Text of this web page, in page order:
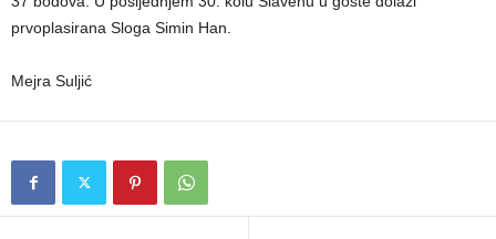
prvoplasirana Sloga Simin Han.
Mejra Suljić